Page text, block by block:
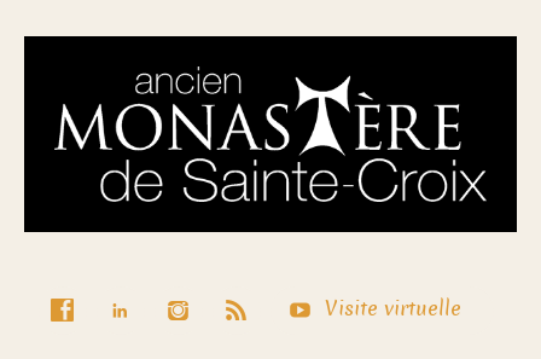
Visite virtuelle